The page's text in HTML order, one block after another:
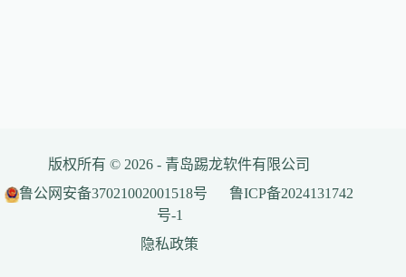
版权所有 © 2026 - 青岛踢龙软件有限公司
鲁公网安备37021002001518号
鲁ICP备2024131742
号-1
隐私政策